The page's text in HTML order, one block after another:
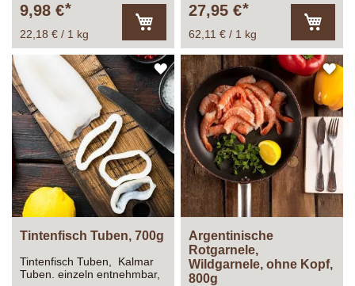
9,98 €
22,18 € / 1 kg
den
Warenkorb
Abtropfgewicht: ca.450g
27,95 €
62,11 € / 1 kg
den
ZUR
WUNSCHLISTE
HINZUFÜGEN
Tintenfisch Tuben, 700g
Tintenfisch Tuben, Kalmar
Tuben. einzeln entnehmbar,
Argentinische
Rotgarnele,
Wildgarnele, ohne Kopf,
800g